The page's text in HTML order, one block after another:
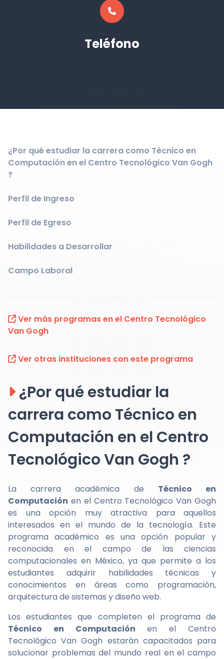
Teléfono
¿Por qué estudiar la carrera como Técnico en
Computación en el Centro Tecnológico Van Gogh
?
Perfil de Ingreso
Perfil de Egreso
Habilidades a Desarrollar
Campo Laboral
Ver más programas en el Centro Tecnológico
Van Gogh
Ver otras instituciones con este programa
¿Por qué estudiar la
carrera como Técnico en
Computación en el Centro
Tecnológico Van Gogh ?
La carrera académica de Técnico en
Computación en el Centro Tecnológico Van Gogh
es una opción muy atractiva para aquellos
interesados en el mundo de la tecnología. Este
programa académico es una opción popular y
reconocida en el campo de las ciencias
computacionales en México, ya que permite a los
estudiantes adquirir habilidades técnicas y
conocimientos en áreas como programación,
arquitectura de sistemas y diseño web.
Los estudiantes que completen el programa de
Técnico en Computación en el Centro
Tecnológico Van Gogh estarán capacitados para
solucionar problemas del mundo real en el campo